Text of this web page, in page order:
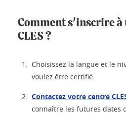
Comment s'inscrire à
CLES ?
Choisissez la langue et le
voulez être certifié.
Contactez votre centre
connaître les futures dates